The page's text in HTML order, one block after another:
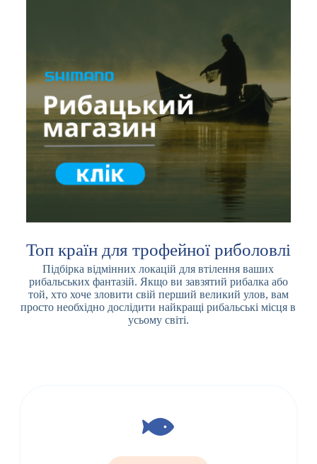
Топ країн для трофейної риболовлі
Підбірка відмінних локацій для втілення ваших
рибальських фантазій. Якщо ви завзятий рибалка або
той, хто хоче зловити свій перший великий улов, вам
просто необхідно дослідити найкращі рибальські місця в
усьому світі.